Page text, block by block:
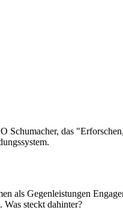
Schumacher, das
als Gegenleistungen
steckt dahinter?